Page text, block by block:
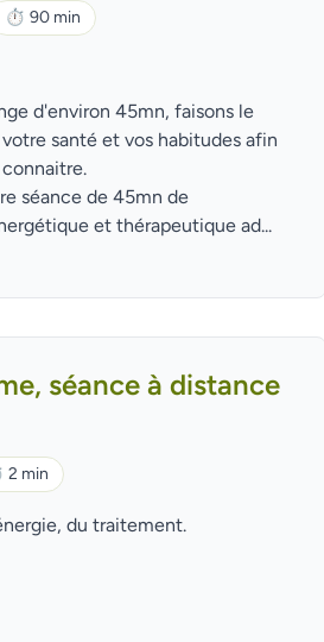
⏱ 90 min
d'environ 45mn, faisons le
santé et vos habitudes afin
séance de 45mn de
et thérapeutique ad...
séance à distance
2 min
du traitement.